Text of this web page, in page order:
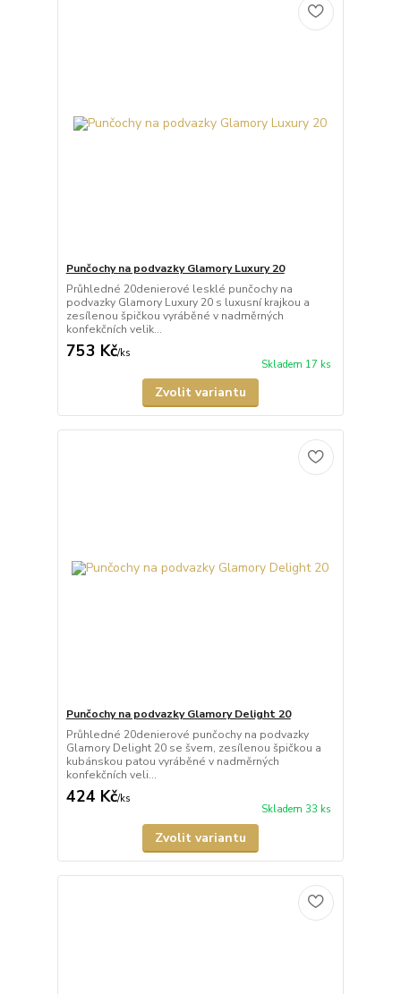
Punčochy na podvazky Glamory Luxury 20
Průhledné 20denierové lesklé punčochy na
podvazky Glamory Luxury 20 s luxusní krajkou a
zesílenou špičkou vyráběné v nadměrných
konfekčních velik...
753 Kč/ks
Skladem 17 ks
Zvolit variantu
Punčochy na podvazky Glamory Delight 20
Průhledné 20denierové punčochy na podvazky
Glamory Delight 20 se švem, zesílenou špičkou a
kubánskou patou vyráběné v nadměrných
konfekčních veli...
424 Kč/ks
Skladem 33 ks
Zvolit variantu